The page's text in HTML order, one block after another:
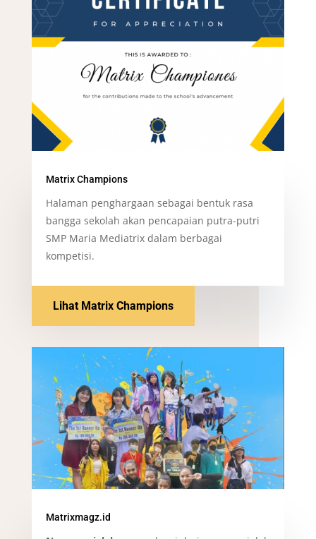
Matrix Champions
Halaman penghargaan sebagai bentuk rasa
bangga sekolah akan pencapaian putra-putri
SMP Maria Mediatrix dalam berbagai
kompetisi.
Lihat Matrix Champions
Matrixmagz.id